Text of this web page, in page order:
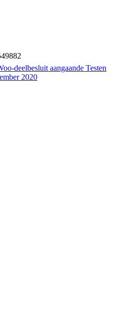
deelbesluit aangaande Testen
2020